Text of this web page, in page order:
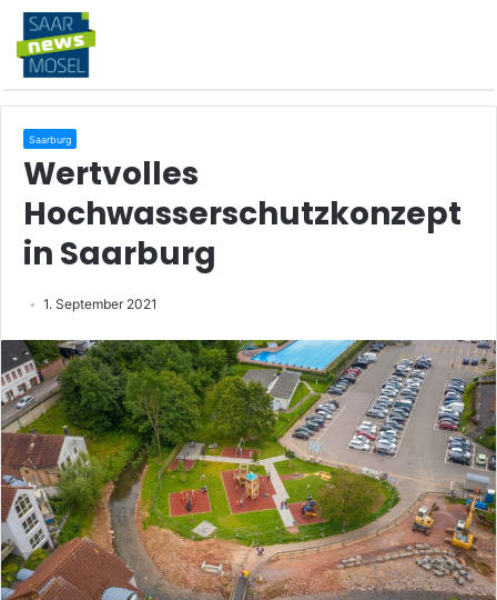
Saarburg
Wertvolles
Hochwasserschutzkonzept
in Saarburg
1. September 2021